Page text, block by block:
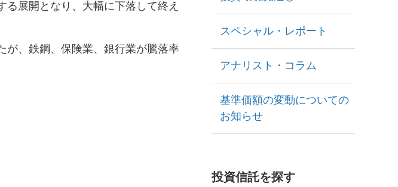
展開となり、大幅に下落して終え
が、鉄鋼、保険業、銀行業が騰落率
スペシャル・レポート
アナリスト・コラム
基準価額の変動についての
お知らせ
投資信託を探す